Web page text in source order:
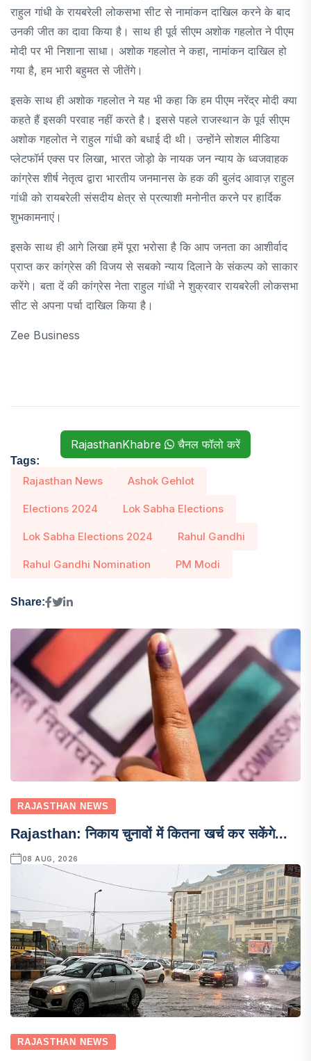
राहुल गांधी के रायबरेली लोकसभा सीट से नामांकन दाखिल करने के बाद
उनकी जीत का दावा किया है। साथ ही पूर्व सीएम अशोक गहलोत ने पीएम
मोदी पर भी निशाना साधा। अशोक गहलोत ने कहा, नामांकन दाखिल हो
गया है, हम भारी बहुमत से जीतेंगे।
इसके साथ ही अशोक गहलोत ने यह भी कहा कि हम पीएम नरेंद्र मोदी क्या
कहते हैं इसकी परवाह नहीं करते है। इससे पहले राजस्थान के पूर्व सीएम
अशोक गहलोत ने राहुल गांधी को बधाई दी थी। उन्होंने सोशल मीडिया
प्लेटफॉर्म एक्स पर लिखा, भारत जोड़ो के नायक जन न्याय के ध्वजवाहक
कांग्रेस शीर्ष नेतृत्व द्वारा भारतीय जनमानस के हक की बुलंद आवाज़ राहुल
गांधी को रायबरेली संसदीय क्षेत्र से प्रत्याशी मनोनीत करने पर हार्दिक
शुभकामनाएं।
इसके साथ ही आगे लिखा हमें पूरा भरोसा है कि आप जनता का आशीर्वाद
प्राप्त कर कांग्रेस की विजय से सबको न्याय दिलाने के संकल्प को साकार
करेंगे। बता दें की कांग्रेस नेता राहुल गांधी ने शुक्रवार रायबरेली लोकसभा
सीट से अपना पर्चा दाखिल किया है।
Zee Business
RajasthanKhabre चैनल फॉलो करें
Tags:
Rajasthan News Ashok Gehlot
Elections 2024 Lok Sabha Elections
Lok Sabha Elections 2024 Rahul Gandhi
Rahul Gandhi Nomination PM Modi
Share:
RAJASTHAN NEWS
Rajasthan: निकाय चुनावों में कितना खर्च कर सकेंगे...
08 AUG, 2026
RAJASTHAN NEWS